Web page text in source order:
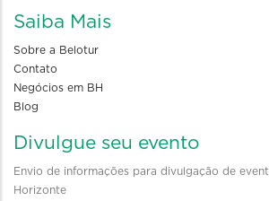
Saiba Mais
Sobre a Belotur
Contato
Negócios em BH
Blog
Divulgue seu evento
Envio de informações para divulgação de
Horizonte